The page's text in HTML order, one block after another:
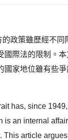
政策雖歷經不
國際法的限制。
國家地位雖有些
has, since
is an internal
article